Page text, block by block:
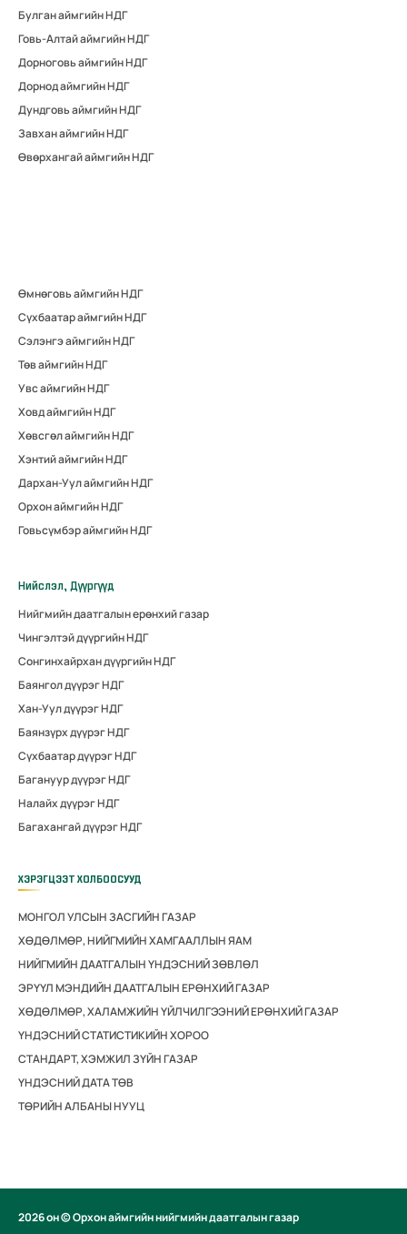
Булган аймгийн НДГ
Говь-Алтай аймгийн НДГ
Дорноговь аймгийн НДГ
Дорнод аймгийн НДГ
Дундговь аймгийн НДГ
Завхан аймгийн НДГ
Өвөрхангай аймгийн НДГ
Өмнөговь аймгийн НДГ
Сүхбаатар аймгийн НДГ
Сэлэнгэ аймгийн НДГ
Төв аймгийн НДГ
Увс аймгийн НДГ
Ховд аймгийн НДГ
Хөвсгөл аймгийн НДГ
Хэнтий аймгийн НДГ
Дархан-Уул аймгийн НДГ
Орхон аймгийн НДГ
Говьсүмбэр аймгийн НДГ
Нийслэл, Дүүргүүд
Нийгмийн даатгалын ерөнхий газар
Чингэлтэй дүүргийн НДГ
Сонгинхайрхан дүүргийн НДГ
Баянгол дүүрэг НДГ
Хан-Уул дүүрэг НДГ
Баянзүрх дүүрэг НДГ
Сүхбаатар дүүрэг НДГ
Багануур дүүрэг НДГ
Налайх дүүрэг НДГ
Багахангай дүүрэг НДГ
ХЭРЭГЦЭЭТ ХОЛБООСУУД
МОНГОЛ УЛСЫН ЗАСГИЙН ГАЗАР
ХӨДӨЛМӨР, НИЙГМИЙН ХАМГААЛЛЫН ЯАМ
НИЙГМИЙН ДААТГАЛЫН ҮНДЭСНИЙ ЗӨВЛӨЛ
ЭРҮҮЛ МЭНДИЙН ДААТГАЛЫН ЕРӨНХИЙ ГАЗАР
ХӨДӨЛМӨР, ХАЛАМЖИЙН ҮЙЛЧИЛГЭЭНИЙ ЕРӨНХИЙ ГАЗАР
ҮНДЭСНИЙ СТАТИСТИКИЙН ХОРОО
СТАНДАРТ, ХЭМЖИЛ ЗҮЙН ГАЗАР
ҮНДЭСНИЙ ДАТА ТӨВ
ТӨРИЙН АЛБАНЫ НУУЦ
2026 он © Орхон аймгийн нийгмийн даатгалын газар